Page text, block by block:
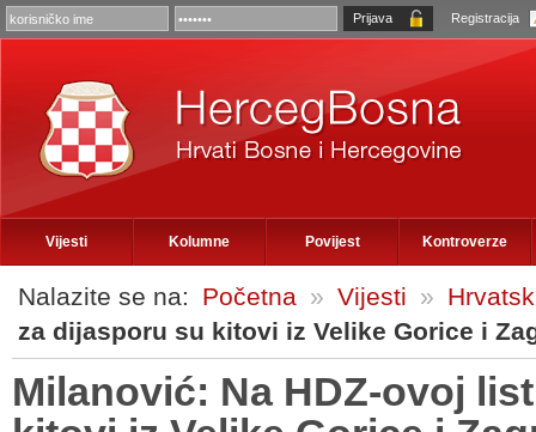
Registracija
Vijesti Kolumne Povijest Kontroverze
Nalazite se na: Početna » Vijesti »
za dijasporu su kitovi iz Velike Gorice i
Milanović: Na HDZ-ovoj